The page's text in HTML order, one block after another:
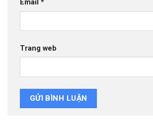
Email *
Trang web